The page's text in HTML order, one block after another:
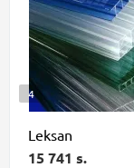
4
Leksan
15 741 s.